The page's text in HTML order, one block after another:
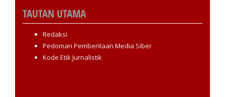
TAUTAN UTAMA
Redaksi
Pedoman Pemberitaan Media Siber
Kode Etik Jurnalistik